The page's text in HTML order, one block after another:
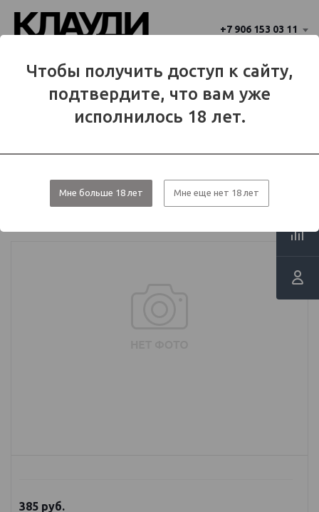
Чтобы получить доступ к сайту,
подтвердите, что вам уже
исполнилось 18 лет.
Мне больше 18 лет Мне еще нет 18 лет
+7 906 153 03 11
Балаково?
Да Нет
Балаково
Шланг силиконовый - Soft Touch
385 руб.